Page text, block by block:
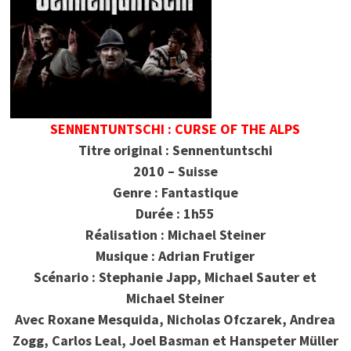
SENNENTUNTSCHI : CURSE OF THE ALPS
Titre original : Sennentuntschi
2010 – Suisse
Genre : Fantastique
Durée : 1h55
Réalisation : Michael Steiner
Musique : Adrian Frutiger
Scénario : Stephanie Japp, Michael Sauter et
Michael Steiner
Avec Roxane Mesquida, Nicholas Ofczarek, Andrea
Zogg, Carlos Leal, Joel Basman et Hanspeter Müller